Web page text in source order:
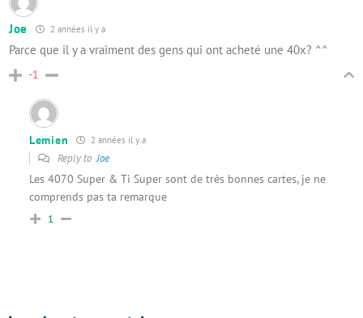
Joe 2 années il y a
Parce que il y a vraiment des gens qui ont acheté une 40x? ^^
-1
Lemien 2 années il y a
Reply toJoe
Les 4070 Super & Ti Super sont de très bonnes cartes, je ne
comprends pas ta remarque
1